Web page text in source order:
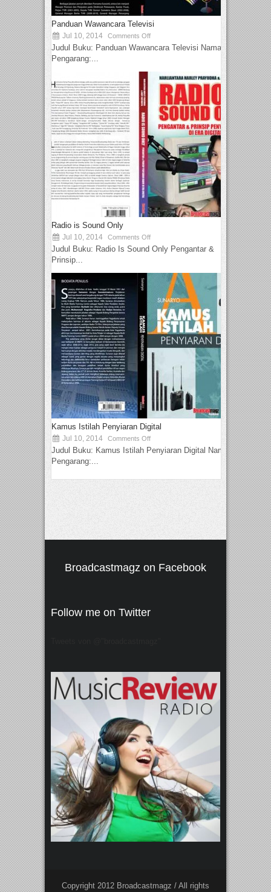
Panduan Wawancara Televisi
Jul 10, 2014 Comments Off
Judul Buku: Panduan Wawancara Televisi Nama
Pengarang:...
Radio is Sound Only
Jul 10, 2014 Comments Off
Judul Buku: Radio Is Sound Only Pengantar &
Prinsip...
Kamus Istilah Penyiaran Digital
Jul 10, 2014 Comments Off
Judul Buku: Kamus Istilah Penyiaran Digital Nama
Pengarang:...
Broadcastmagz on Facebook
Follow me on Twitter
Copyright 2012 Broadcastmagz / All rights